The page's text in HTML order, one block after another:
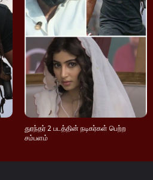
துரந்தர் 2 படத்தின் நடிகர்கள் பெற்ற
சம்பளம்